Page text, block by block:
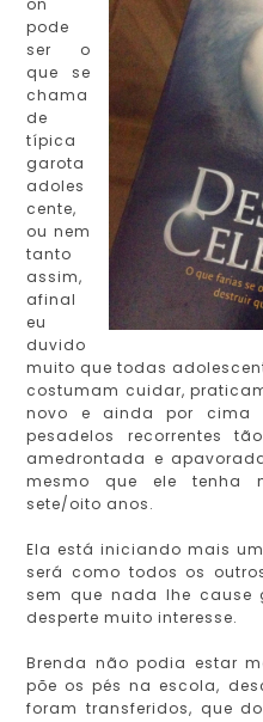
on
pode
ser o
que se
chama
de
típica
garota
adoles
cente,
ou nem
tanto
assim,
afinal
eu
duvido
muito que todas
costumam cuidar,
novo e ainda por
pesadelos recorrentes
amedrontada e
mesmo que ele tenha
sete/oito anos.
Ela está iniciando mais
será como todos os
sem que nada lhe cause
desperte muito interesse.
Brenda não podia estar
põe os pés na escola,
foram transferidos, que